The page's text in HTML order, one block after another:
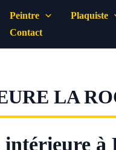
Peintre Plaquiste
Contact
LA
intérieure à